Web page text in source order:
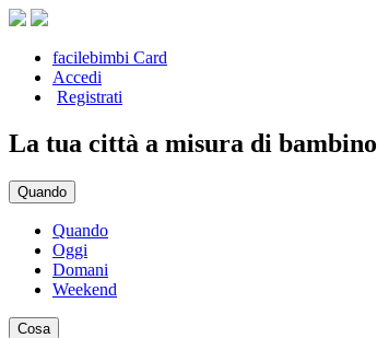
facilebimbi Card
Accedi
Registrati
La tua città a misura di bambino
Quando
Quando
Oggi
Domani
Weekend
Cosa